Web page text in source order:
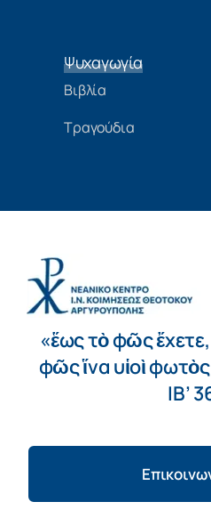
Ψυχαγωγία
Βιβλία
Τραγούδια
«ἕως τὸ φῶς ἔχετε,
φῶς ἵνα υἱοὶ
ΙΒ’